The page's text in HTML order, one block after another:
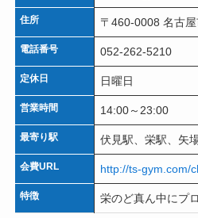
住所 〒460-0008 名古
電話番号 052-262-5210
定休日 日曜日
営業時間 14:00～23:00
最寄り駅 伏見駅、栄駅、矢
会費URL http://ts-gym.com/
特徴 栄のど真ん中にプ